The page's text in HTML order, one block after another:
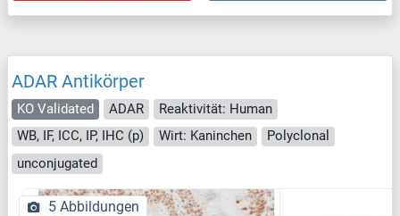
ADAR Antikörper
KO Validated ADAR
Reaktivität: Human
WB, IF, ICC, IP, IHC (p)
Wirt: Kaninchen
Polyclonal
unconjugated
5 Abbildungen